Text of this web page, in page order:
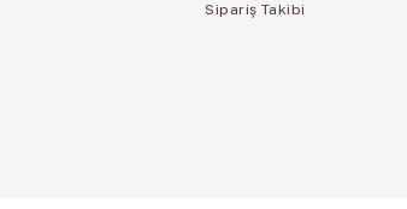
Sipariş Takibi